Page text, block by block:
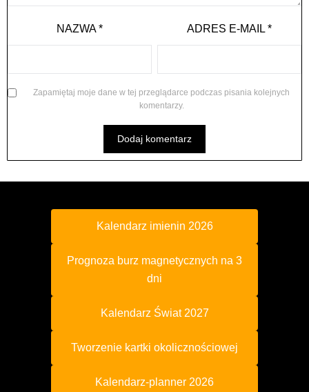
NAZWA* ADRES E-MAIL*
Zapamiętaj moje dane w tej przeglądarce podczas pisania kolejnych
komentarzy.
Kalendarz imienin 2026
Prognoza burz magnetycznych na 3
dni
Kalendarz Świat 2027
Tworzenie kartki okolicznościowej
Kalendarz-planner 2026